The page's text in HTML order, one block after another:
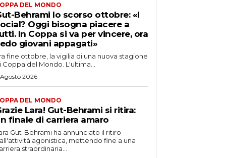
DEL MONDO
Behrami lo scorso ottobre: «I
Oggi bisogna piacere a
In Coppa si va per vincere, ora
giovani appagati»
fine ottobre, la vigilia di una nuova stagione
Coppa del Mondo. L'ultima...
2026
DEL MONDO
Lara! Gut-Behrami si ritira:
finale di carriera amaro
Gut-Behrami ha annunciato il ritiro
agonistica, mettendo fine a una
straordinaria...